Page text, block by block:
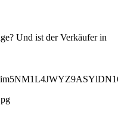
Und ist der Verkäufer in